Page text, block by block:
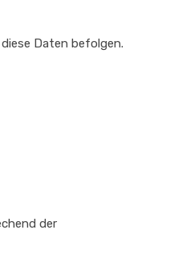
Daten befolgen.
der